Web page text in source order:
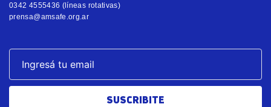
0342 4555436 (líneas rotativas)
prensa@amsafe.org.ar
SUSCRIBITE